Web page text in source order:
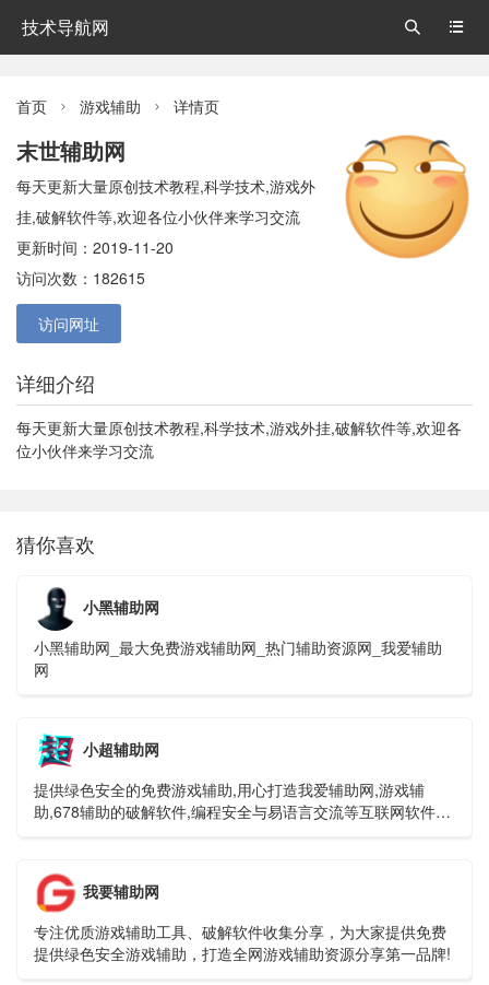
技术导航网 

首页  游戏辅助  详情页
末世辅助网
每天更新大量原创技术教程,科学技术,游戏外
挂,破解软件等,欢迎各位小伙伴来学习交流
更新时间：2019-11-20
访问次数：182615
访问网址
详细介绍
每天更新大量原创技术教程,科学技术,游戏外挂,破解软件等,欢迎各
位小伙伴来学习交流
猜你喜欢
小黑辅助网
小黑辅助网_最大免费游戏辅助网_热门辅助资源网_我爱辅助
网
小超辅助网
提供绿色安全的免费游戏辅助,用心打造我爱辅助网,游戏辅
助,678辅助的破解软件,编程安全与易语言交流等互联网软件资
我要辅助网
专注优质游戏辅助工具、破解软件收集分享，为大家提供免费
提供绿色安全游戏辅助，打造全网游戏辅助资源分享第一品牌!